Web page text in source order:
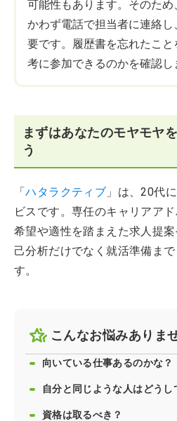
可能性もあります。そのた
かわず電話で担当者に連絡
要です。履歴書を忘れたこ
考に参加できるのかを確認し
まずはあなたのモヤモヤ
う
「ハタラクティブ 」は、20代
ビスです。専任のキャリアア
希望や適性を踏まえた求人提
己分析だけでなく就活準備ま
す。
こんなお悩みありま
向いている仕事あるのかな？
自分と同じような人はどうし
資格は取るべき？